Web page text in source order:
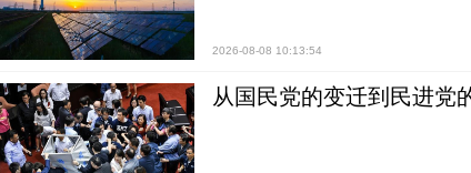
2026-08-08 10:13:54
从国民党的变迁到民进党